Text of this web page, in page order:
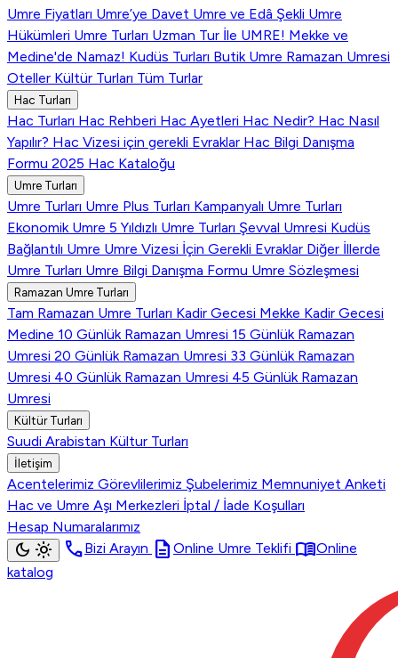
Umre Fiyatları Umre’ye Davet Umre ve Edâ Şekli Umre
Hükümleri Umre Turları Uzman Tur İle UMRE! Mekke ve
Medine'de Namaz! Kudüs Turları Butik Umre Ramazan Umresi
Oteller Kültür Turları Tüm Turlar
Hac Turları
Hac Turları Hac Rehberi Hac Ayetleri Hac Nedir? Hac Nasıl
Yapılır? Hac Vizesi için gerekli Evraklar Hac Bilgi Danışma
Formu 2025 Hac Kataloğu
Umre Turları
Umre Turları Umre Plus Turları Kampanyalı Umre Turları
Ekonomik Umre 5 Yıldızlı Umre Turları Şevval Umresi Kudüs
Bağlantılı Umre Umre Vizesi İçin Gerekli Evraklar Diğer İllerde
Umre Turları Umre Bilgi Danışma Formu Umre Sözleşmesi
Ramazan Umre Turları
Tam Ramazan Umre Turları Kadir Gecesi Mekke Kadir Gecesi
Medine 10 Günlük Ramazan Umresi 15 Günlük Ramazan
Umresi 20 Günlük Ramazan Umresi 33 Günlük Ramazan
Umresi 40 Günlük Ramazan Umresi 45 Günlük Ramazan
Umresi
Kültür Turları
Suudi Arabistan Kültur Turları
İletişim
Acentelerimiz Görevlilerimiz Şubelerimiz Memnuniyet Anketi
Hac ve Umre Aşı Merkezleri İptal / İade Koşulları
Hesap Numaralarımız
dark_mode light_mode callBizi Arayın description Online Umre Teklifi menu_bookOnline
katalog